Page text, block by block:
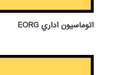
اتوماسيون اداري EORG